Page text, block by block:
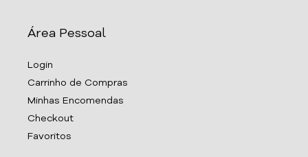
Área Pessoal
Login
Carrinho de Compras
Minhas Encomendas
Checkout
Favoritos